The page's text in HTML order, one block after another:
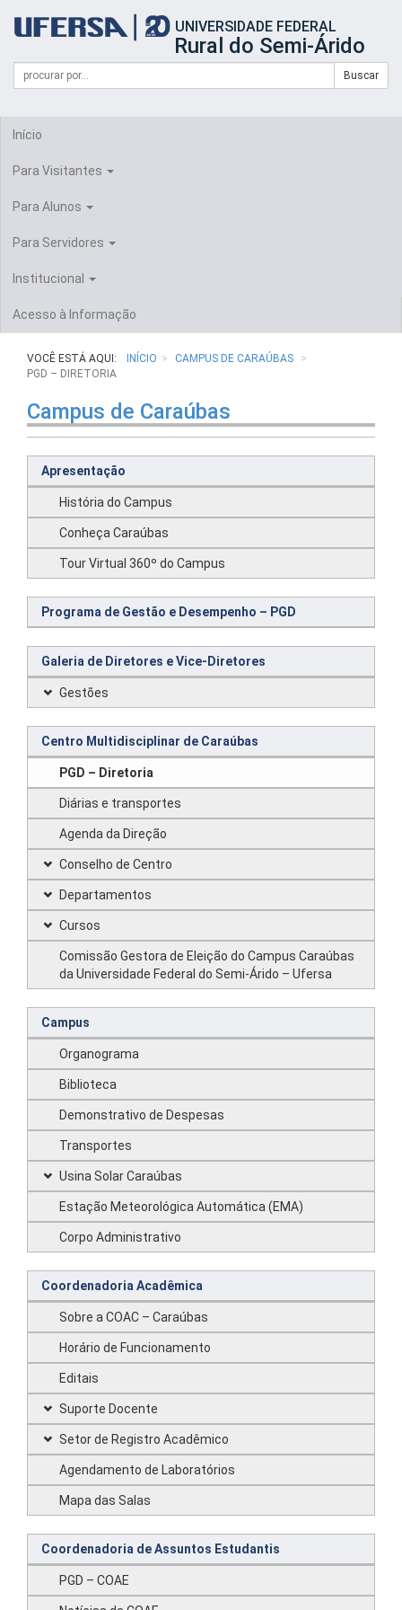
portal
UFERSA
UNIVERSIDADE FEDERAL
Rural do Semi-Árido
Formulário
Busca
Campo
de
Buscar
Início
Para Visitantes
Para Alunos
Para Servidores
Institucional
Acesso à Informação
VOCÊ ESTÁ AQUI: INÍCIO
CAMPUS DE CARAÚBAS
PGD – DIRETORIA
Campus de Caraúbas
Apresentação
História do Campus
Conheça Caraúbas
Tour Virtual 360º do Campus
Programa de Gestão e Desempenho – PGD
Galeria de Diretores e Vice-Diretores
Gestões
Centro Multidisciplinar de Caraúbas
PGD – Diretoria
Diárias e transportes
Agenda da Direção
Conselho de Centro
Departamentos
Cursos
Comissão Gestora de Eleição do Campus Caraúbas
da Universidade Federal do Semi-Árido – Ufersa
Campus
Organograma
Biblioteca
Demonstrativo de Despesas
Transportes
Usina Solar Caraúbas
Estação Meteorológica Automática (EMA)
Corpo Administrativo
Coordenadoria Acadêmica
Sobre a COAC – Caraúbas
Horário de Funcionamento
Editais
Suporte Docente
Setor de Registro Acadêmico
Agendamento de Laboratórios
Mapa das Salas
Coordenadoria de Assuntos Estudantis
PGD – COAE